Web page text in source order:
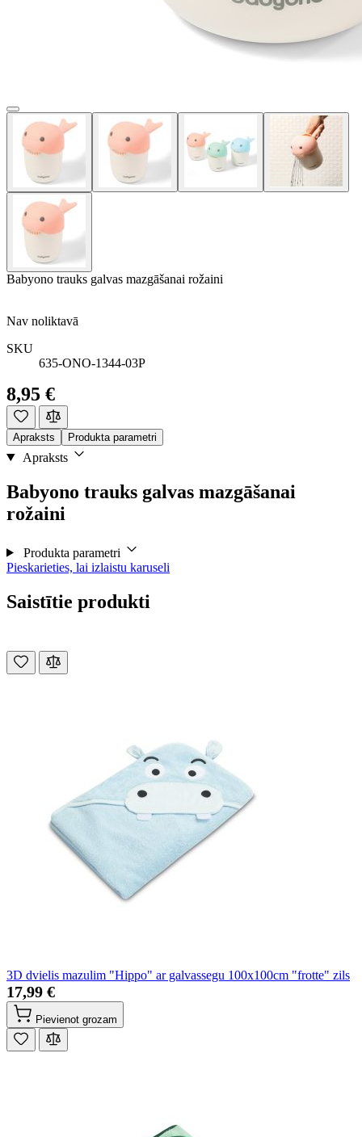
Babyono trauks galvas mazgāšanai rožaini
Nav noliktavā
SKU
635-ONO-1344-03P
8,95 €
Apraksts Produkta parametri
Apraksts
Babyono trauks galvas mazgāšanai
rožaini
Produkta parametri
Pieskarieties, lai izlaistu karuseli
Saistītie produkti
3D dvielis mazulim "Hippo" ar galvassegu 100x100cm "frotte" zils
17,99 €
Pievienot grozam